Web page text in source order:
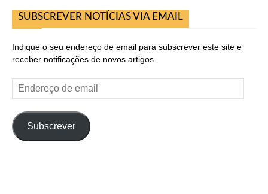
SUBSCREVER NOTÍCIAS VIA EMAIL
Indique o seu endereço de email para subscrever este site e
receber notificações de novos artigos
Endereço
de
Subscrever